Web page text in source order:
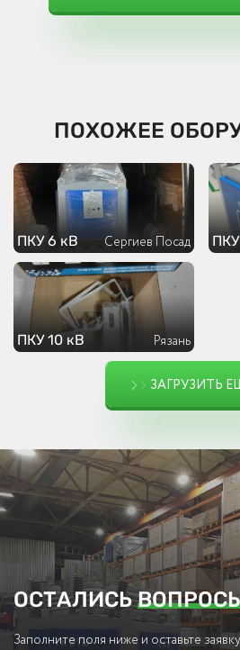
ПОХОЖЕЕ
ПКУ 6 кВ Сергиев Посад
ПКУ 10 кВ Рязань
ЗАГРУЗИТЬ
ОСТАЛИСЬ
Заполните поля ниже и оставьте